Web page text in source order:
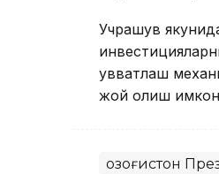
Учрашув
қувватлаш
жой олиш
Қозоғистон